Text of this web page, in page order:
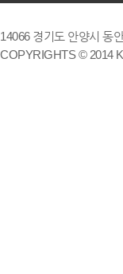
14066 경기도 안양시 동
COPYRIGHTS © 2014